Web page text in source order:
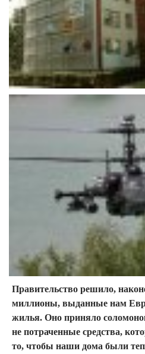
Правительство решило,
миллионы, выданные нам
жилья. Оно приняло
не потраченные средства,
то, чтобы наши дома были